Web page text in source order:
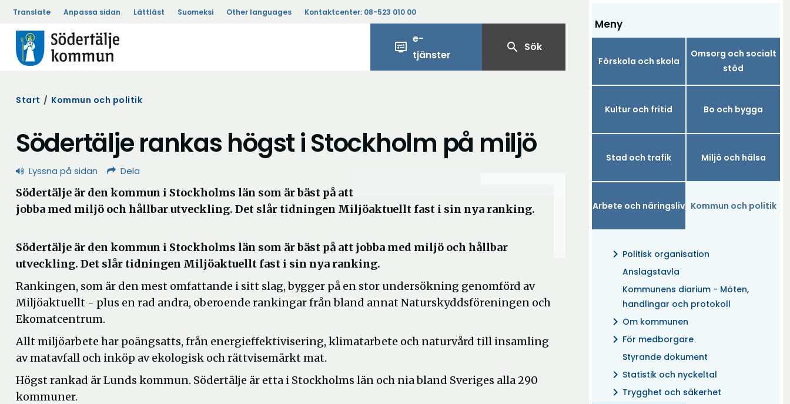
Translate Anpassa sidan Lättläst Suomeksi Other languages Kontaktcenter: 08-523 010 00
display_settings
e-
tjänster
search Sök
Meny
Förskola och skola
Omsorg och socialt
stöd
Kultur och fritid Bo och bygga
Stad och trafik Miljö och hälsa
Arbete och näringsliv Kommun och politik
chevron_right Politisk organisation
Anslagstavla
Kommunens diarium - Möten,
handlingar och protokoll
chevron_right Om kommunen
chevron_right För medborgare
Styrande dokument
chevron_right Statistik och nyckeltal
chevron_right Trygghet och säkerhet
Start / Kommun och politik
Södertälje rankas högst i Stockholm på miljö
Lyssna på sidan Dela
Södertälje är den kommun i Stockholms län som är bäst på att
jobba med miljö och hållbar utveckling. Det slår tidningen Miljöaktuellt fast i sin nya ranking.
Södertälje är den kommun i Stockholms län som är bäst på att jobba med miljö och hållbar
utveckling. Det slår tidningen Miljöaktuellt fast i sin nya ranking.
Rankingen, som är den mest omfattande i sitt slag, bygger på en stor undersökning genomförd av
Miljöaktuellt - plus en rad andra, oberoende rankingar från bland annat Naturskyddsföreningen och
Ekomatcentrum.
Allt miljöarbete har poängsatts, från energieffektivisering, klimatarbete och naturvård till insamling
av matavfall och inköp av ekologisk och rättvisemärkt mat.
Högst rankad är Lunds kommun. Södertälje är etta i Stockholms län och nia bland Sveriges alla 290
kommuner.